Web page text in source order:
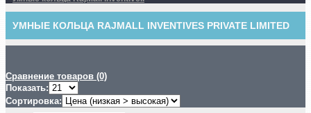
УМНЫЕ КОЛЬЦА RAJMALL INVENTIVES PRIVATE LIMITED
Сравнение товаров (0)
Показать:
Сортировка: